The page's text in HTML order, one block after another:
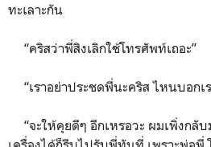
ทะเลาะกัน
“คริสว่าพี่สิงเลิกใช้โทรศัพท์เถอะ”
“เราอย่าประชดพี่นะคริส ไหนบอกเ
“จะให้คุยดีๆ อีกเหรอวะ ผมเพิ่งกลั